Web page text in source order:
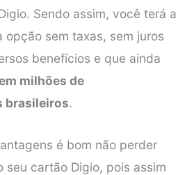
Sendo assim, você terá a
opção sem taxas, sem juros
benefícios e que ainda
milhões de
brasileiros.
é bom não perder
seu cartão Digio, pois assim